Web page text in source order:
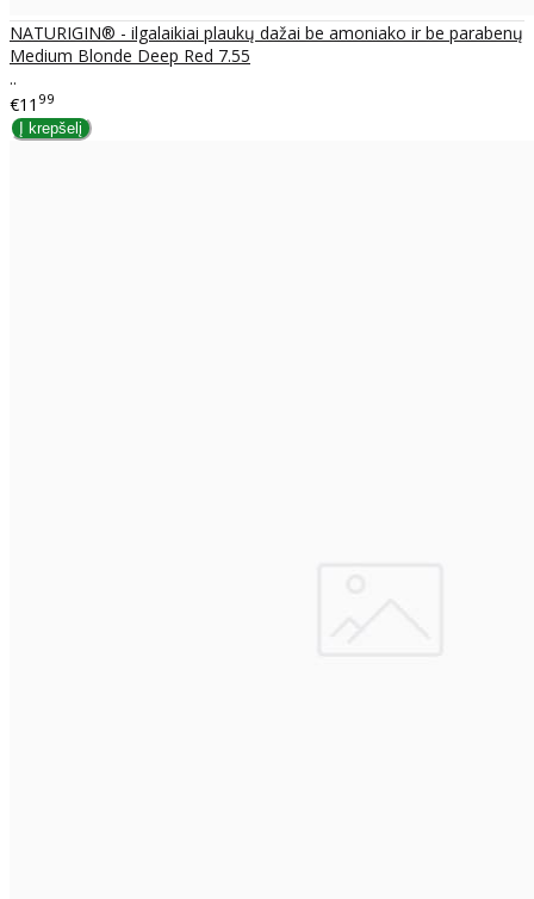
NATURIGIN® - ilgalaikiai plaukų dažai be amoniako ir be parabenų
Medium Blonde Deep Red 7.55
..
€11 99